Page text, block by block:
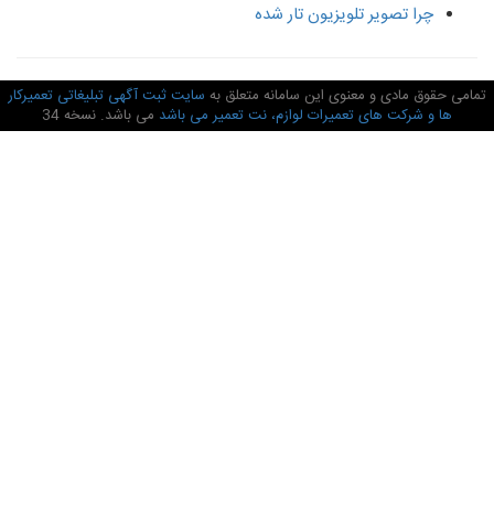
چرا تصویر تلویزیون تار شده
حقوق مادی و معنوی این سامانه متعلق به سایت ثبت آگهی تبلیغاتی تعمیرکار
ها و شرکت های تعمیرات لوازم، نت تعمیر می باشدمی باشد. نسخه 34